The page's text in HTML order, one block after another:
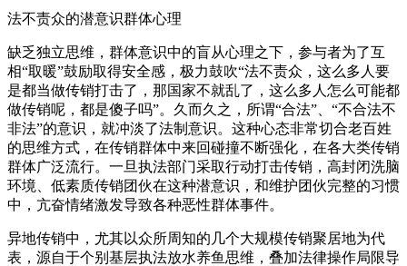
法不责众的潜意识群体心理
缺乏独立思维，群体意识中的盲从心理之下，参与者为了互
相“取暖”鼓励取得安全感，极力鼓吹“法不责众，这么多人要
是都当做传销打击了，那国家不就乱了，这么多人怎么可能都
做传销呢，都是傻子吗”。久而久之，所谓“合法”、“不合法不
非法”的意识，就冲淡了法制意识。这种心态非常切合老百姓
的思维方式，在传销群体中来回碰撞不断强化，在各大类传销
群体广泛流行。一旦执法部门采取行动打击传销，高封闭洗脑
环境、低素质传销团伙在这种潜意识，和维护团伙完整的习惯
中，亢奋情绪激发导致各种恶性群体事件。
异地传销中，尤其以众所周知的几个大规模传销聚居地为代
表，源自于个别基层执法放水养鱼思维，叠加法律操作局限导